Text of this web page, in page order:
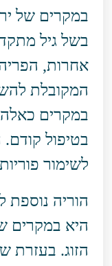
במקרים של
בשל גיל
אחרות,
המקובלת
במקרים כאלה,
בטיפול קודם.
לשימור
הוריה נוספת
היא במקרים
הזוג. בעזרת